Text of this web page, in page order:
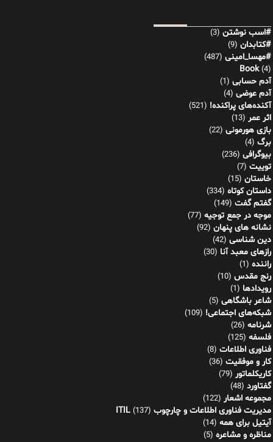
#اسب نوشتن (3)
#کتابدان (9)
#مهسا_امینی (487)
Book(4)
آدم حسابی (1)
آدم عوضی (4)
آکنده‌های پراکنده! (521)
اثر عمر (13)
بازی هورمونی (22)
برگ (4)
بیوگرافی (236)
توییت (7)
خاستان (15)
داستان کوتاه (334)
گفتم گفت (149)
موجه در جمع توجیه (77)
نشانه های پنهان (92)
دین شناسی (42)
رازهای معبد آنا (30)
راننده (1)
رنج مقدس (10)
رویدادها (1)
شاعر باشگاهی (5)
شبکه‌های اجتماعی! (109)
شرنامه (26)
فلسفه (125)
فناوری اطلاعات (8)
کار و موفقیت (36)
کاریکلماتور (79)
گفتاورد (48)
مجموعه اشعار (122)
مدیریت فناوری اطلاعات و چارچوب ITIL (137)
آیتیل برای همه (14)
مناظره و مشاعره (5)